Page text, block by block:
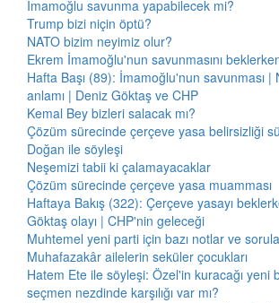
İmamoğlu savunma yapabilecek mi?
Trump bizi niçin öptü?
NATO bizim neyimiz olur?
Ekrem İmamoğlu'nun savunmasını
Hafta Başı (89): İmamoğlu'nun savunması |
anlamı | Deniz Göktaş ve CHP
Kemal Bey bizleri salacak mı?
Çözüm sürecinde çerçeve yasa belirsizliği
Doğan ile söyleşi
Neşemizi tabii ki çalamayacaklar
Çözüm sürecinde çerçeve yasa muamması
Haftaya Bakış (322): Çerçeve yasayı
Göktaş olayı | CHP'nin geleceği
Muhtemel yeni parti için bazı notlar ve
Muhafazakâr ailelerin seküler çocukları
Hatem Ete ile söyleşi: Özel'in kuracağı yeni
seçmen nezdinde karşılığı var mı?